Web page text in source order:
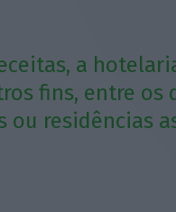
a
fins, entre os
ou residências